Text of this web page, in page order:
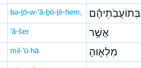
bə-ṯō-w-‘ă-ḇō-ṯê-hem, בְּתוֹעֲבֹֽתֵיהֶ֗ם
’ă-šer אֲשֶׁ֥ר
mil-’ū-hā מִלְא֛וּהָ